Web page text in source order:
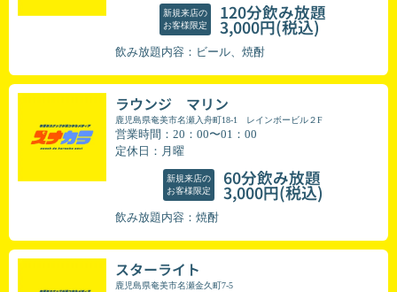
新規来店の
お客様限定
120分飲み放題
3,000円(税込)
飲み放題内容：ビール、焼酎
ラウンジ マリン
鹿児島県奄美市名瀬入舟町18-1 レインボービル２F
営業時間：20：00〜01：00
定休日：月曜
新規来店の
お客様限定
60分飲み放題
3,000円(税込)
飲み放題内容：焼酎
スターライト
鹿児島県奄美市名瀬金久町7-5